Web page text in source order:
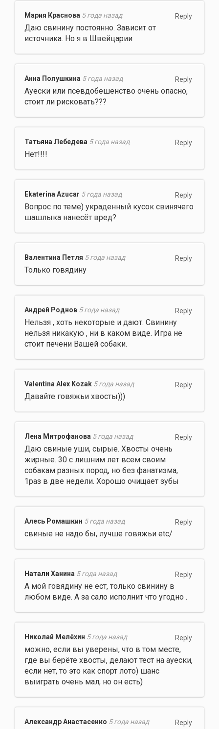
Reply
Мария Краснова 5 года назад
Даю свинину постоянно. Зависит от
источника. Но я в Швейцарии
Reply
Анна Полушкина 5 года назад
Ауески или псевдобешенство очень опасно,
стоит ли рисковать???
Reply
Татьяна Лебедева 5 года назад
Нет!!!!
Reply
Ekaterina Azucar 5 года назад
Вопрос по теме) украденный кусок свинячего
шашлыка нанесёт вред?
Reply
Валентина Петля 5 года назад
Только говядину
Reply
Андрей Роднов 5 года назад
Нельзя , хоть некоторые и дают. Свинину
нельзя никакую , ни в каком виде. Игра не
стоит печени Вашей собаки.
Reply
Valentina Alex Kozak 5 года назад
Давайте говяжьи хвосты)))
Reply
Лена Митрофанова 5 года назад
Даю свиные уши, сырые. Хвосты очень
жирные. 30 с лишним лет всем своим
собакам разных пород, но без фанатизма,
1раз в две недели. Хорошо очищает зубы
Reply
Алесь Ромашкин 5 года назад
свиные не надо бы, лучше говяжьи etc/
Reply
Натали Ханина 5 года назад
А мой говядину не ест, только свинину в
любом виде. А за сало исполнит что угодно .
Reply
Николай Мелёхин 5 года назад
можно, если вы уверены, что в том месте,
где вы берёте хвосты, делают тест на ауески,
если нет, то это как спорт лото) шанс
выиграть очень мал, но он есть)
Reply
Александр Анастасенко 5 года назад